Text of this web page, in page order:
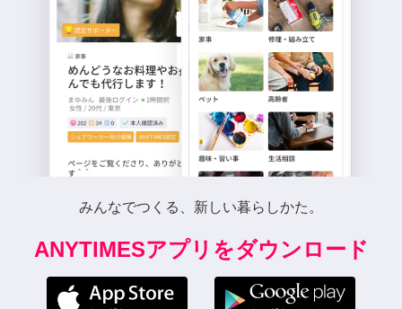
みんなでつくる、新しい暮らしかた。
ANYTIMESアプリをダウンロード